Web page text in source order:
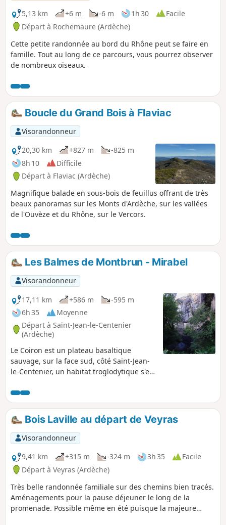
5,13 km
+6 m -6 m 1h 30
Facile
Départ à Rochemaure (Ardèche)
Cette petite randonnée au bord du Rhône peut se faire en
famille. Tout au long de ce parcours, vous pourrez observer
de nombreux oiseaux.
Boucle du Grand Bois à Flaviac
Visorandonneur
20,30 km
+827 m
-825 m
8h 10
Difficile
Départ à Flaviac (Ardèche)
Magnifique balade en sous-bois de feuillus offrant de très
beaux panoramas sur les Monts d'Ardèche, sur les vallées
de l'Ouvèze et du Rhône, sur le Vercors.
Les Balmes de Montbrun - Mirabel
Visorandonneur
17,11 km
+586 m
-595 m
6h 35
Moyenne
Départ à Saint-Jean-le-Centenier
(Ardèche)
Le Coiron est un plateau basaltique
sauvage, sur la face sud, côté Saint-Jean-
le-Centenier, un habitat troglodytique s'est
falaises basaltiques de Montbrun. A partir
de Saint-Gineis-en-Coiron, une petite
route serpentant sur le plateau vous
emmène sur Mirabel où vous découvrirez
depuis le donjon un magnifique paysage.
Seul bémol, les deux tiers du circuit sont
sur routes goudronnées quand bien
même la circulation des véhicules y est
très peu importante.
Bois Laville au départ de Veyras
Visorandonneur
9,41 km
+315 m -324 m 3h 35
Facile
Départ à Veyras (Ardèche)
Très belle randonnée familiale sur des chemins bien tracés.
Aménagements pour la pause déjeuner le long de la
promenade. Possible même en été puisque la majeure